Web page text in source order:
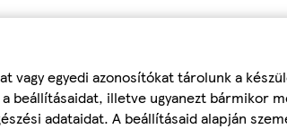
egyedi azonosítókat tárolunk a
beállításaidat, illetve ugyanezt bármikor
adataidat. A beállításaid alapján